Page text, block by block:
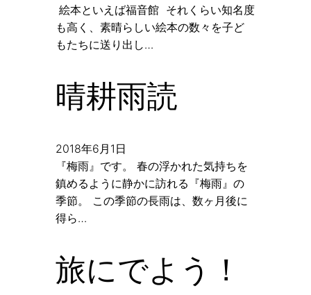
絵本といえば福音館 それくらい知名度
も高く、素晴らしい絵本の数々を子ど
もたちに送り出し…
晴耕雨読
2018年6月1日
『梅雨』です。 春の浮かれた気持ちを
鎮めるように静かに訪れる『梅雨』の
季節。 この季節の長雨は、数ヶ月後に
得ら…
旅にでよう！